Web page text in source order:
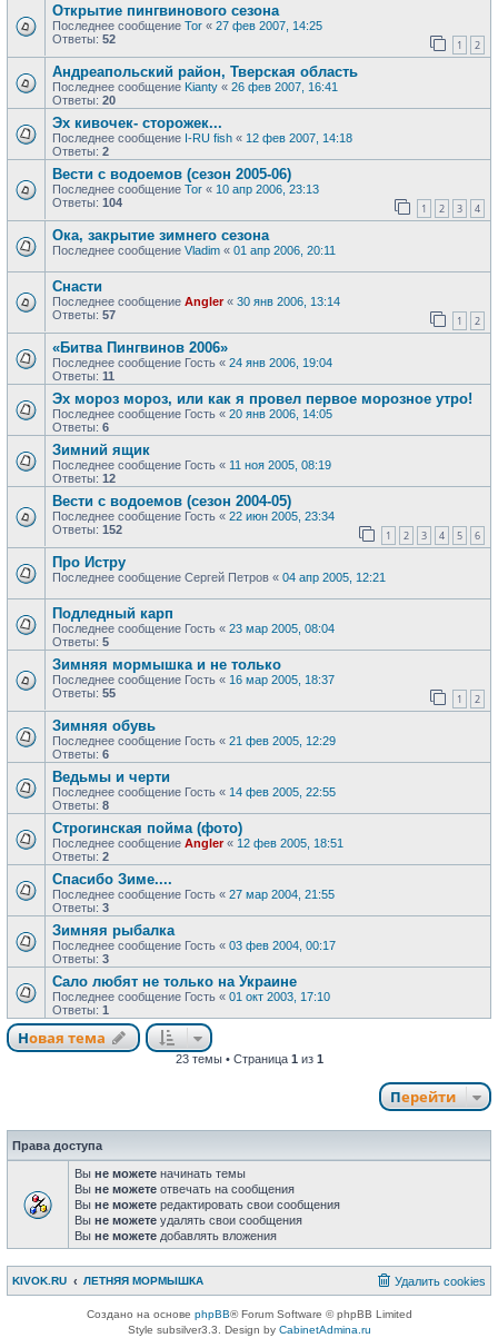
Открытие пингвинового сезона
Последнее сообщение Tor « 27 фев 2007, 14:25
Ответы: 52 1 2
Андреапольский район, Тверская область
Последнее сообщение Kianty « 26 фев 2007, 16:41
Ответы: 20
Эх кивочек- сторожек...
Последнее сообщение I-RU fish « 12 фев 2007, 14:18
Ответы: 2
Вести с водоемов (сезон 2005-06)
Последнее сообщение Tor « 10 апр 2006, 23:13
Ответы: 104 1 2 3 4
Ока, закрытие зимнего сезона
Последнее сообщение Vladim « 01 апр 2006, 20:11
Снасти
Последнее сообщение Angler« 30 янв 2006, 13:14
Ответы: 57 1 2
«Битва Пингвинов 2006»
Последнее сообщение Гость « 24 янв 2006, 19:04
Ответы: 11
Эх мороз мороз, или как я провел первое морозное утро!
Последнее сообщение Гость « 20 янв 2006, 14:05
Ответы: 6
Зимний ящик
Последнее сообщение Гость « 11 ноя 2005, 08:19
Ответы: 12
Вести с водоемов (сезон 2004-05)
Последнее сообщение Гость « 22 июн 2005, 23:34
Ответы: 152 1 2 3 4 5 6
Про Истру
Последнее сообщение Сергей Петров « 04 апр 2005, 12:21
Подледный карп
Последнее сообщение Гость « 23 мар 2005, 08:04
Ответы: 5
Зимняя мормышка и не только
Последнее сообщение Гость « 16 мар 2005, 18:37
Ответы: 55 1 2
Зимняя обувь
Последнее сообщение Гость « 21 фев 2005, 12:29
Ответы: 6
Ведьмы и черти
Последнее сообщение Гость « 14 фев 2005, 22:55
Ответы: 8
Строгинская пойма (фото)
Последнее сообщение Angler« 12 фев 2005, 18:51
Ответы: 2
Спасибо Зиме....
Последнее сообщение Гость « 27 мар 2004, 21:55
Ответы: 3
Зимняя рыбалка
Последнее сообщение Гость « 03 фев 2004, 00:17
Ответы: 3
Сало любят не только на Украине
Последнее сообщение Гость « 01 окт 2003, 17:10
Ответы: 1
Новая тема
23 темы • Страница 1 из 1
Перейти
Права доступа
Вы не можете начинать темы
Вы не можете отвечать на сообщения
Вы не можете редактировать свои сообщения
Вы не можете удалять свои сообщения
Вы не можете добавлять вложения
KIVOK.RU ЛЕТНЯЯ МОРМЫШКА Удалить cookies
Создано на основе phpBB® Forum Software © phpBB Limited
Style subsilver3.3. Design by CabinetAdmina.ru